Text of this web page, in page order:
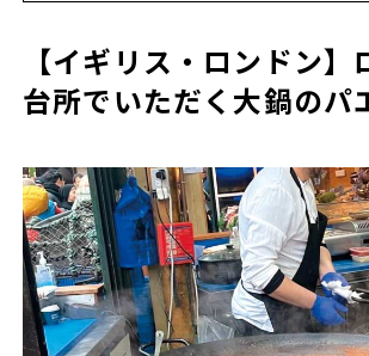
【イギリス・ロンドン】
台所でいただく大鍋のパ